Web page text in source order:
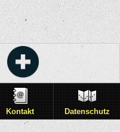
Kontakt Datenschutz